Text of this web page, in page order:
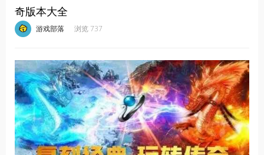
奇版本大全
游戏部落 浏览 737